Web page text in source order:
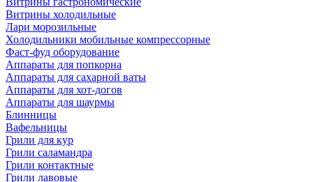
Витрины холодильные
Лари морозильные
Холодильники мобильные компрессорные
Фаст-фуд оборудование
Аппараты для попкорна
Аппараты для сахарной ваты
Аппараты для хот-догов
Аппараты для шаурмы
Блинницы
Вафельницы
Грили для кур
Грили саламандра
Грили контактные
Грили лавовые